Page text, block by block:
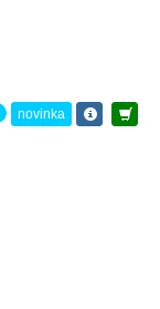
novinka